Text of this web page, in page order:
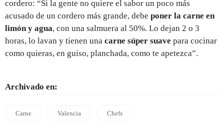
cordero: “Si la gente no quiere el sabor un poco más
acusado de un cordero más grande, debe poner la carne en
limón y agua, con una salmuera al 50%. Lo dejan 2 o 3
horas, lo lavan y tienen una carne súper suave para cocinar
como quieras, en guiso, planchada, como te apetezca”.
Archivado en:
Carne Valencia Chefs